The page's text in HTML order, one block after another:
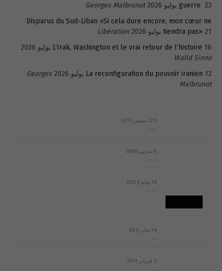
guerre 23 يوليو 2026
Georges Malbrunot
Disparus du Sud-Liban «Si cela dure encore, mon cœur ne
tiendra pas» 21 يوليو 2026
Libération
L’Irak, Washington et le vrai retour de l’histoire 16 يوليو 2026
Walid Sinno
La reconfiguration du pouvoir iranien 12 يوليو 2026
Georges
Malbrunot
23 ديسمبر 2011
8 مارس 2008
19 يوليو 2023
14 يناير 2011
3 فبراير 2011